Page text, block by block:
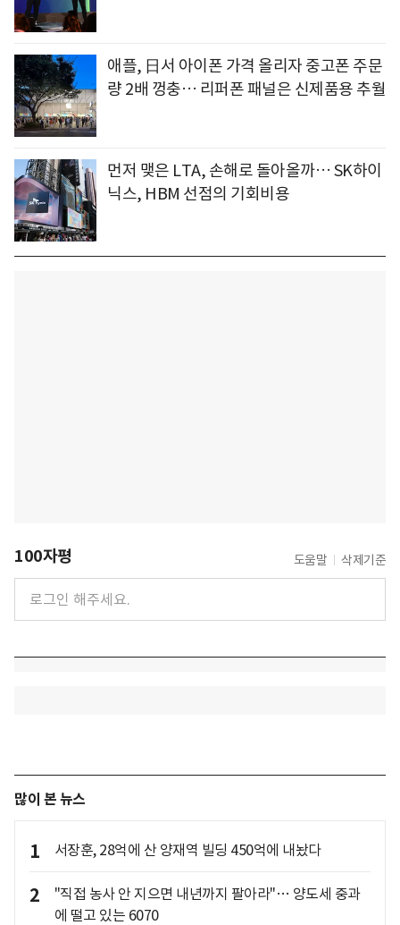
애플, 日서 아이폰 가격 올리자 중고폰 주문
량 2배 껑충… 리퍼폰 패널은 신제품용 추월
먼저 맺은 LTA, 손해로 돌아올까… SK하이
닉스, HBM 선점의 기회비용
100자평 도움말 삭제기준
많이 본 뉴스
1 서장훈, 28억에 산 양재역 빌딩 450억에 내놨다
2
"직접 농사 안 지으면 내년까지 팔아라"… 양도세 중과
에 떨고 있는 6070